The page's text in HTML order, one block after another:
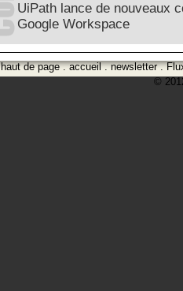
UiPath lance de nouveaux
Google Workspace
haut de page.accueil.newsletter.
©